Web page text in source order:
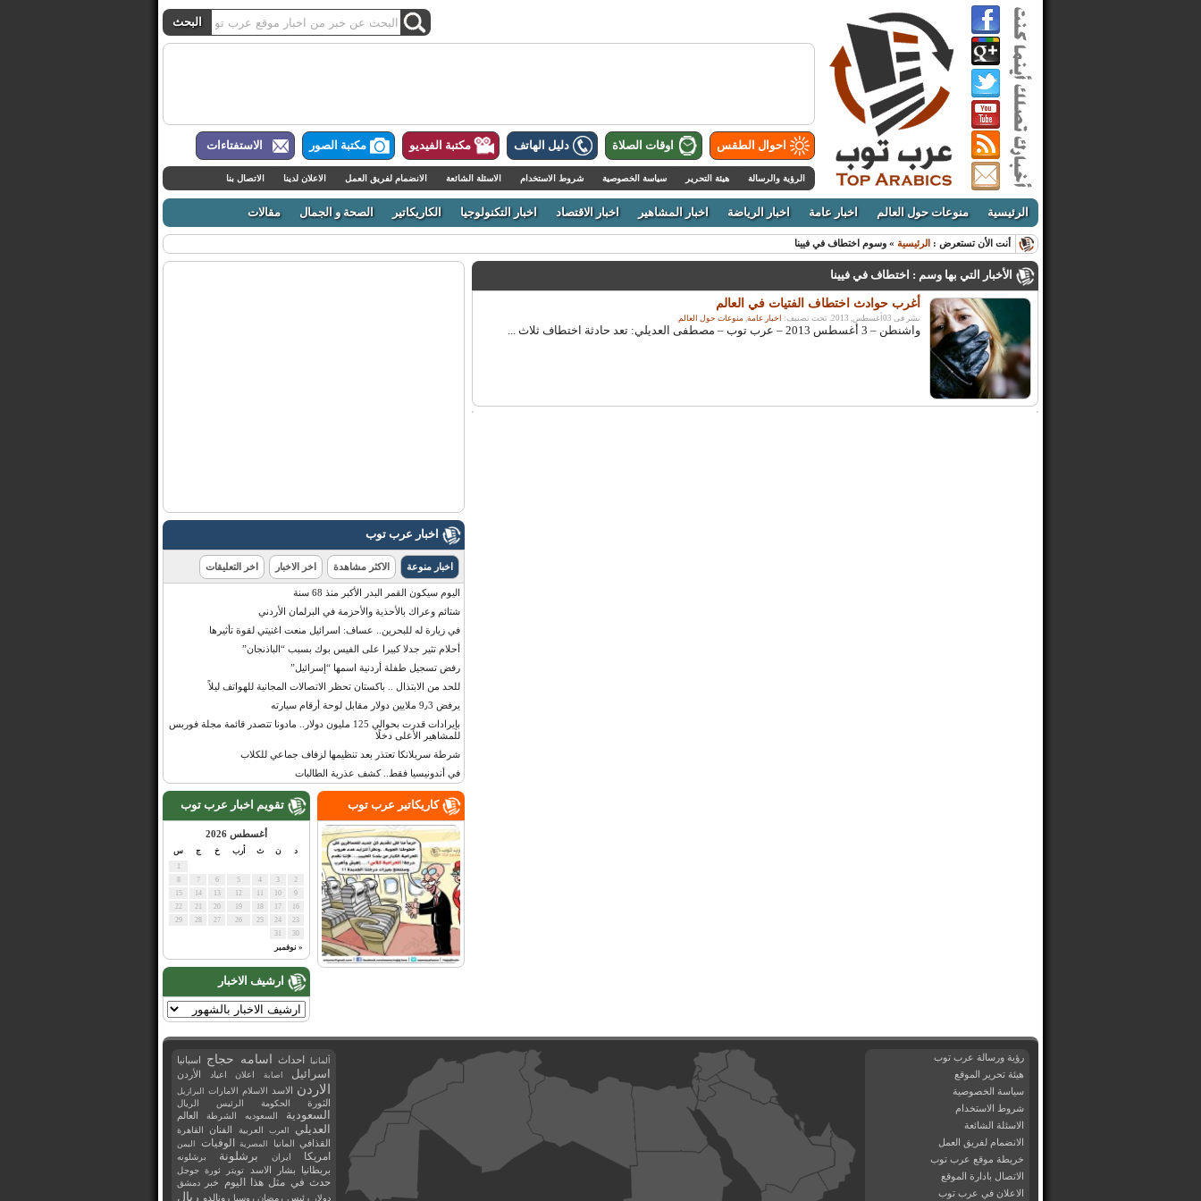
احوال الطقس اوقات الصلاة دليل الهاتف مكتبة الفيديو مكتبة الصور الاستفتاءات
الرؤية والرسالة هيئة التحرير سياسة الخصوصية شروط الاستخدام الاسئلة الشائعة الانضمام لفريق العمل الاعلان لدينا الاتصال بنا
الرئيسية منوعات حول العالم اخبار عامة اخبار الرياضة اخبار المشاهير اخبار الاقتصاد اخبار التكنولوجيا الكاريكاتير الصحة و الجمال مقالات
أنت الأن تستعرض : الرئيسية » وسوم اختطاف في فيينا
الأخبار التي بها وسم : اختطاف في فيينا
أغرب حوادث اختطاف الفتيات في العالم
نشر فى 03أغسطس, 2013. تحت تصنيف: اخبار عامة, منوعات حول العالم.
واشنطن – 3 أغسطس 2013 – عرب توب – مصطفى العديلي: تعد حادثة اختطاف ثلاث ...
اخبار عرب توب
اخبار منوعة الاكثر مشاهدة اخر الاخبار اخر التعليقات
اليوم سيكون القمر البدر الأكبر منذ 68 سنة
شتائم وعراك بالأحذية والأحزمة في البرلمان الأردني
في زيارة له للبحرين.. عساف: اسرائيل منعت اغنيتي لقوة تأثيرها
أحلام تثير جدلا كبيرا على الفيس بوك بسبب “الباذنجان”
رفض تسجيل طفلة أردنية اسمها “إسرائيل”
للحد من الابتذال .. باكستان تحظر الاتصالات المجانية للهواتف ليلاً
يرفض 9٫3 ملايين دولار مقابل لوحة أرقام سيارته
بإيرادات قدرت بحوالي 125 مليون دولار.. مادونا تتصدر قائمة مجلة فوربس
للمشاهير الأعلى دخلًا
شرطة سريلانكا تعتذر بعد تنظيمها لزفاف جماعي للكلاب
في أندونيسيا فقط.. كشف عذرية الطالبات
تقويم اخبار عرب توب
أغسطس 2026
د ن ث أرب خ ج س
« نوفمبر
2
3
4
5
6
7
8
9
10
12
13
14
15
16
17
18
19
20
21
22
23
24
25
26
27
28
29
30
31
ارشيف الاخبار
كاريكاتير عرب توب
رؤية ورسالة عرب توب
هيئة تحرير الموقع
سياسة الخصوصية
شروط الاستخدام
الاسئلة الشائعة
الانضمام لفريق العمل
خريطة موقع عرب توب
الاتصال بادارة الموقع
الاعلان في عرب توب
ألمانيا احداث اسامه حجاج اسبانيا
اسرائيل اصابة اعلان اعياد الأردن
الاردن الاسد الاسلام الامارات البرازيل
الثورة الحكومة الرئيس الريال
السعودية السعوديه الشرطة العالم
العديلي العرب العربية الفنان القاهرة
القذافي المانيا المصرية الوفيات اليمن
امريكا ايران برشلونة برشلونه
بريطانيا بشار الاسد تويتر ثورة جوجل
حدث في مثل هذا اليوم خبر
دمشق
دولار
رئيس رمضان روسيا رونالدو ريال